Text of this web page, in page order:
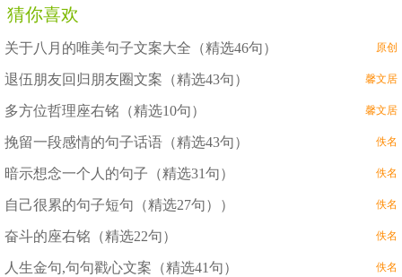
猜你喜欢
关于八月的唯美句子文案大全（精选46句） 原创
退伍朋友回归朋友圈文案（精选43句） 馨文居
多方位哲理座右铭（精选10句） 馨文居
挽留一段感情的句子话语（精选43句） 佚名
暗示想念一个人的句子（精选31句） 佚名
自己很累的句子短句（精选27句）） 佚名
奋斗的座右铭（精选22句） 佚名
人生金句,句句戳心文案（精选41句） 佚名